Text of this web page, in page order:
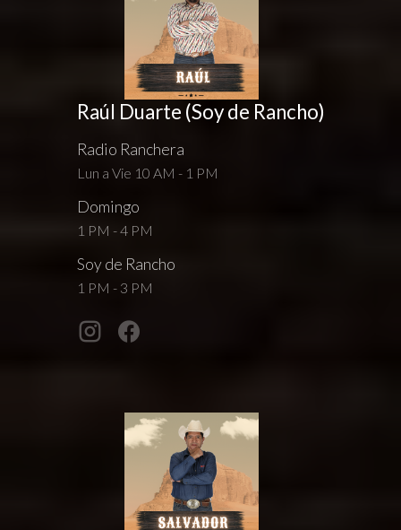
Raúl Duarte (Soy de Rancho)
Radio Ranchera
Lun a Vie 10 AM - 1 PM
Domingo
1 PM - 4 PM
Soy de Rancho
1 PM - 3 PM